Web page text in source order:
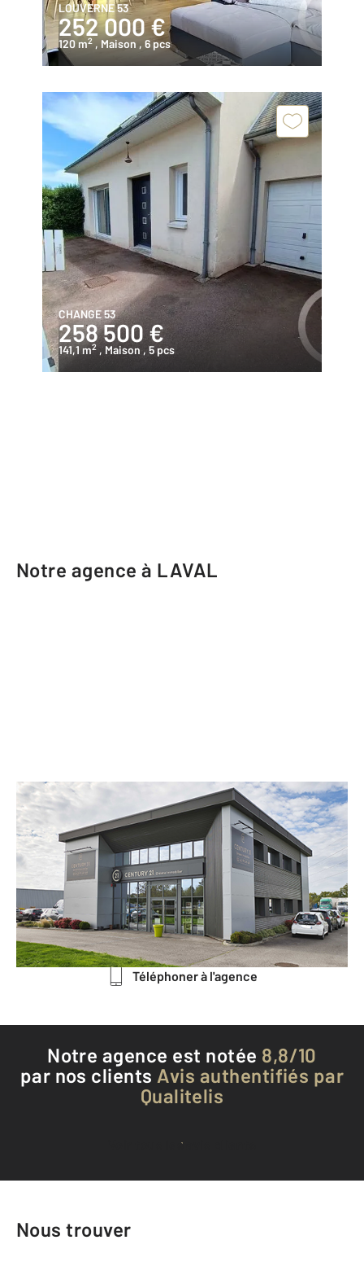
LOUVERNE 53
252 000 €
120 m2 , Maison , 6 pcs
CHANGE 53
258 500 €
141,1 m2 , Maison , 5 pcs
Notre agence à LAVAL
CENTURY 21 Dréano Immobilier
Route de Saint-Nazaire Zone de la
Gaufrie
LAVAL - 53000
Envoyer un message
Téléphoner à l'agence
Notre agence est notée 8,8/10
par nos clients Avis authentifiés par
Qualitelis
Voir tous les avis clients
Nous trouver